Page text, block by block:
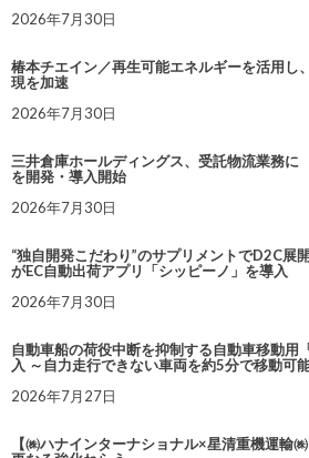
2026年7月30日
椿本チエイン／再生可能エネルギーを活用し
現を加速
2026年7月30日
三井倉庫ホールディングス、受託物流業務に
を開発・導入開始
2026年7月30日
“独自開発こだわり”のサプリメントでD2C展
がEC自動出荷アプリ「シッピーノ」を導入
2026年7月30日
自動車船の荷役中断を抑制する自動車移動用
入 ～自力走行できない車両を約5分で移動可
2026年7月27日
【㈱ハナインターナショナル×星清重機運輸